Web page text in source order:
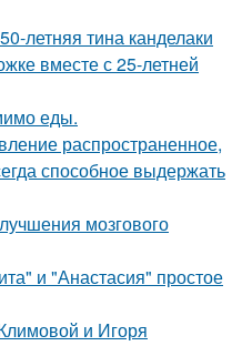
летняя тина канделаки
вместе с 25-летней
еды.
распространенное,
способное выдержать
мозгового
и "Анастасия" простое
и Игоря